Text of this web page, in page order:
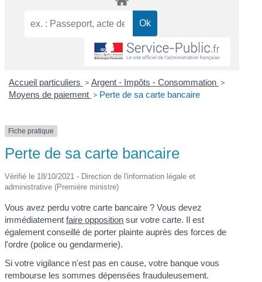
Accueil particuliers > Argent - Impôts - Consommation >
Moyens de paiement > Perte de sa carte bancaire
Fiche pratique
Perte de sa carte bancaire
Vérifié le 18/10/2021 - Direction de l'information légale et
administrative (Première ministre)
Vous avez perdu votre carte bancaire ? Vous devez
immédiatementfaire opposition sur votre carte. Il est
également conseillé de porter plainte auprès des forces de
l'ordre (police ou gendarmerie).
Si votre vigilance n'est pas en cause, votre banque vous
rembourse les sommes dépensées frauduleusement.